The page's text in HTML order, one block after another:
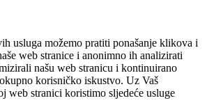
usluga možemo pratiti ponašanje klikova i
web stranice i anonimno ih analizirati
našu web stranicu i kontinuirano
korisničko iskustvo. Uz Vaš
web stranici koristimo sljedeće usluge